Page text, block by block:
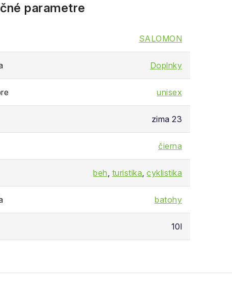
parametre
SALOMON
Doplnky
unisex
zima 23
čierna
beh, turistika, cyklistika
batohy
10l